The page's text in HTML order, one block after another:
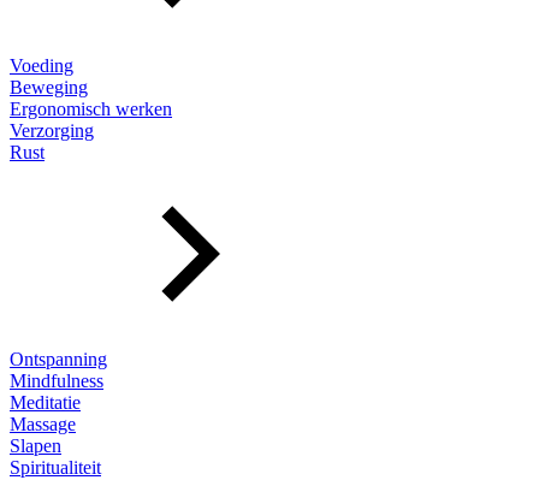
Voeding
Beweging
Ergonomisch werken
Verzorging
Rust
Ontspanning
Mindfulness
Meditatie
Massage
Slapen
Spiritualiteit